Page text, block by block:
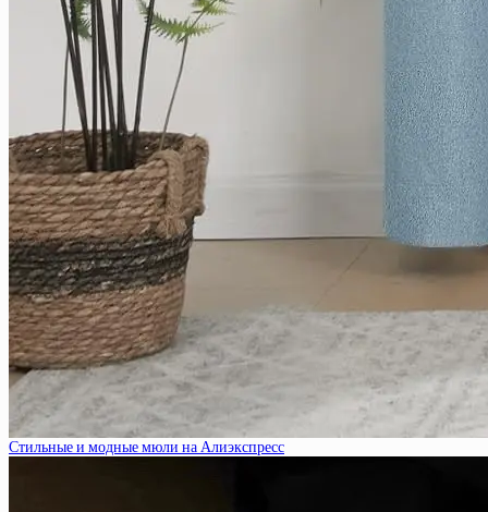
Стильные и модные мюли на Алиэкспресс